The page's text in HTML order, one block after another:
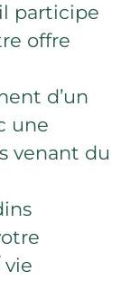
participe
offre
d’un
une
venant du